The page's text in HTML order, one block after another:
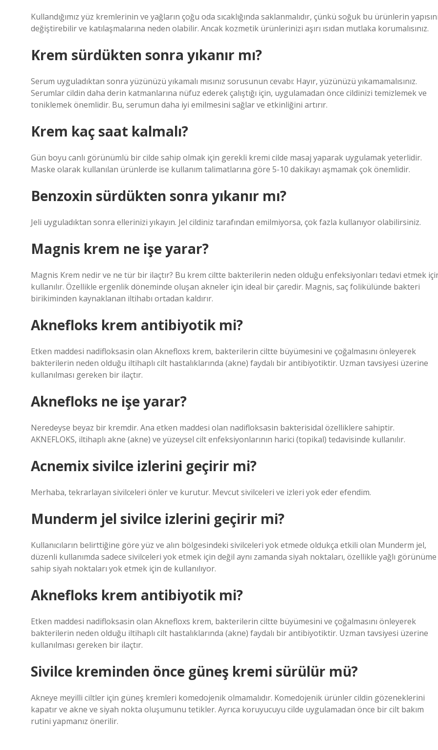
Kullandığımız yüz kremlerinin ve yağların çoğu oda sıcaklığında saklanmalıdır, çünkü soğuk bu ürünlerin
değiştirebilir ve katılaşmalarına neden olabilir. Ancak kozmetik ürünlerinizi aşırı ısıdan mutlaka korumalısınız.
Krem sürdükten sonra yıkanır mı?
Serum uyguladıktan sonra yüzünüzü yıkamalı mısınız sorusunun cevabı: Hayır, yüzünüzü yıkamamalısınız.
Serumlar cildin daha derin katmanlarına nüfuz ederek çalıştığı için, uygulamadan önce cildinizi temizlemek ve
toniklemek önemlidir. Bu, serumun daha iyi emilmesini sağlar ve etkinliğini artırır.
Krem kaç saat kalmalı?
Gün boyu canlı görünümlü bir cilde sahip olmak için gerekli kremi cilde masaj yaparak uygulamak yeterlidir.
Maske olarak kullanılan ürünlerde ise kullanım talimatlarına göre 5-10 dakikayı aşmamak çok önemlidir.
Benzoxin sürdükten sonra yıkanır mı?
Jeli uyguladıktan sonra ellerinizi yıkayın. Jel cildiniz tarafından emilmiyorsa, çok fazla kullanıyor olabilirsiniz.
Magnis krem ne işe yarar?
Magnis Krem nedir ve ne tür bir ilaçtır? Bu krem ​​ciltte bakterilerin neden olduğu enfeksiyonları tedavi etmek
kullanılır. Özellikle ergenlik döneminde oluşan akneler için ideal bir çaredir. Magnis, saç folikülünde bakteri
birikiminden kaynaklanan iltihabı ortadan kaldırır.
Aknefloks krem antibiyotik mi?
Etken maddesi nadifloksasin olan Aknefloxs krem, bakterilerin ciltte büyümesini ve çoğalmasını önleyerek
bakterilerin neden olduğu iltihaplı cilt hastalıklarında (akne) faydalı bir antibiyotiktir. Uzman tavsiyesi üzerine
kullanılması gereken bir ilaçtır.
Aknefloks ne işe yarar?
Neredeyse beyaz bir kremdir. Ana etken maddesi olan nadifloksasin bakterisidal özelliklere sahiptir.
AKNEFLOKS, iltihaplı akne (akne) ve yüzeysel cilt enfeksiyonlarının harici (topikal) tedavisinde kullanılır.
Acnemix sivilce izlerini geçirir mi?
Merhaba, tekrarlayan sivilceleri önler ve kurutur. Mevcut sivilceleri ve izleri yok eder efendim.
Munderm jel sivilce izlerini geçirir mi?
Kullanıcıların belirttiğine göre yüz ve alın bölgesindeki sivilceleri yok etmede oldukça etkili olan Munderm jel,
düzenli kullanımda sadece sivilceleri yok etmek için değil aynı zamanda siyah noktaları, özellikle yağlı görünüme
sahip siyah noktaları yok etmek için de kullanılıyor.
Aknefloks krem antibiyotik mi?
Etken maddesi nadifloksasin olan Aknefloxs krem, bakterilerin ciltte büyümesini ve çoğalmasını önleyerek
bakterilerin neden olduğu iltihaplı cilt hastalıklarında (akne) faydalı bir antibiyotiktir. Uzman tavsiyesi üzerine
kullanılması gereken bir ilaçtır.
Sivilce kreminden önce güneş kremi sürülür mü?
Akneye meyilli ciltler için güneş kremleri komedojenik olmamalıdır. Komedojenik ürünler cildin gözeneklerini
kapatır ve akne ve siyah nokta oluşumunu tetikler. Ayrıca koruyucuyu cilde uygulamadan önce bir cilt bakım
rutini yapmanız önerilir.